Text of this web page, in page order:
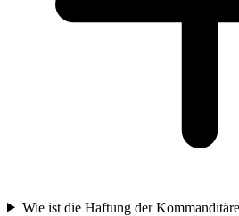
Wie ist die Haftung der